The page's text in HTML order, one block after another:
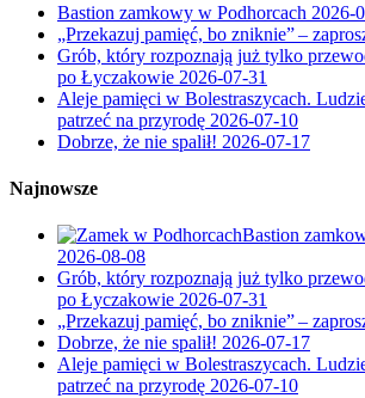
Bastion zamkowy w Podhorcach 2026-
„Przekazuj pamięć, bo zniknie” –
Grób, który rozpoznają już tylko
po Łyczakowie 2026-07-31
Aleje pamięci w Bolestraszycach.
patrzeć na przyrodę 2026-07-10
Dobrze, że nie spalił! 2026-07-17
Najnowsze
Bastion
2026-08-08
Grób, który rozpoznają już tylko
po Łyczakowie 2026-07-31
„Przekazuj pamięć, bo zniknie” –
Dobrze, że nie spalił! 2026-07-17
Aleje pamięci w Bolestraszycach.
patrzeć na przyrodę 2026-07-10